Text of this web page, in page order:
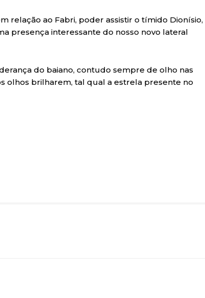
relação ao Fabri, poder assistir o tímido Dionísio,
presença interessante do nosso novo lateral
do baiano, contudo sempre de olho nas
olhos brilharem, tal qual a estrela presente no